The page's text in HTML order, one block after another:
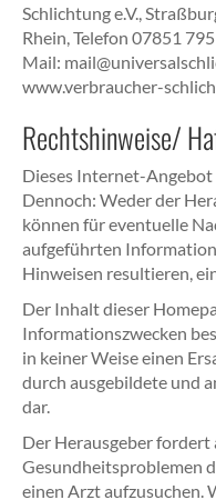
Schlichtung e.V.,
Rhein, Telefon 07851
Mail:
www.verbraucher-
Rechtshinweise/
Dieses Internet-
Dennoch: Weder der
können für eventuelle
aufgeführten
Hinweisen resultieren,
Der Inhalt dieser
Informationszwecken
in keiner Weise einen
durch ausgebildete und
dar.
Der Herausgeber
Gesundheitsproblemen
einen Arzt aufzusuchen.